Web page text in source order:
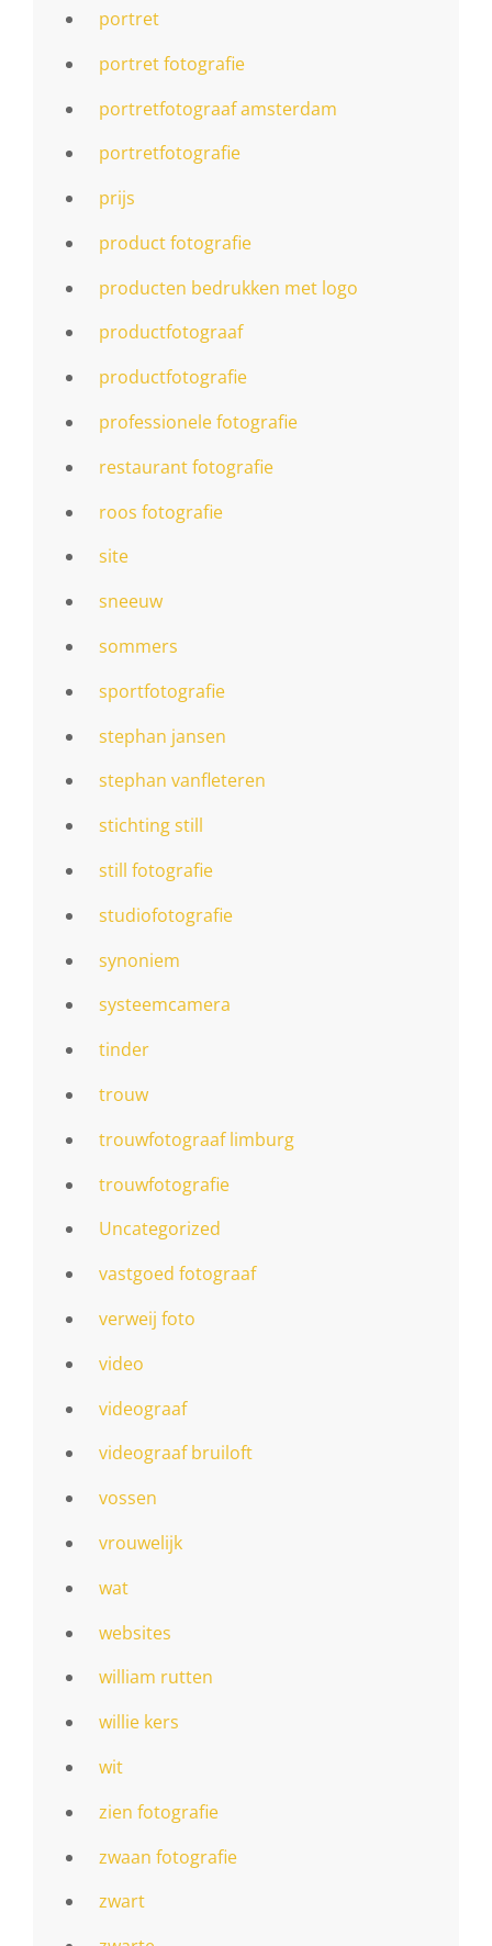
portret
portret fotografie
portretfotograaf amsterdam
portretfotografie
prijs
product fotografie
producten bedrukken met logo
productfotograaf
productfotografie
professionele fotografie
restaurant fotografie
roos fotografie
site
sneeuw
sommers
sportfotografie
stephan jansen
stephan vanfleteren
stichting still
still fotografie
studiofotografie
synoniem
systeemcamera
tinder
trouw
trouwfotograaf limburg
trouwfotografie
Uncategorized
vastgoed fotograaf
verweij foto
video
videograaf
videograaf bruiloft
vossen
vrouwelijk
wat
websites
william rutten
willie kers
wit
zien fotografie
zwaan fotografie
zwart